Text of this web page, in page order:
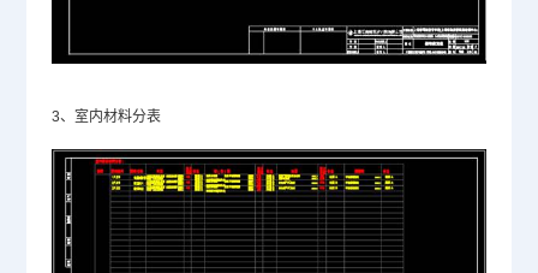
3、室内材料分表